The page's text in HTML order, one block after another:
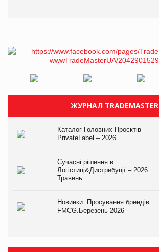
ЖУРНАЛ TRADEMASTER
Каталог Головних Проєктів
PrivateLabel – 2026
Сучасні рішення в
Логістиці&Дистрибуції – 2026.
Травень
Новинки. Просування брендів
FMCG.Березень 2026